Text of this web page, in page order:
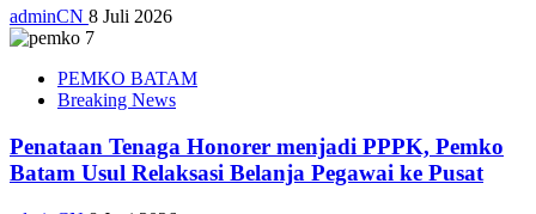
adminCN 8 Juli 2026
PEMKO BATAM
Breaking News
Penataan Tenaga Honorer menjadi PPPK, Pemko
Batam Usul Relaksasi Belanja Pegawai ke Pusat